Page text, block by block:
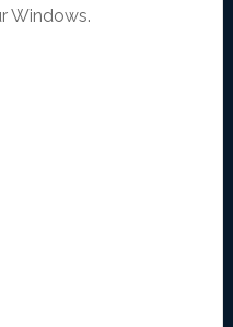
Windows.